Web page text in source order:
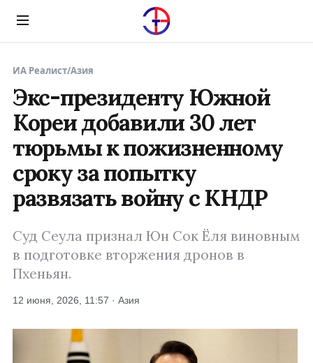
Menu
ИА Реалист/Азия
Экс-президенту Южной
Кореи добавили 30 лет
тюрьмы к пожизненному
сроку за попытку
развязать войну с КНДР
Суд Сеула признал Юн Сок Ёля виновным
в подготовке вторжения дронов в
Пхеньян.
12 июня, 2026, 11:57 · Азия